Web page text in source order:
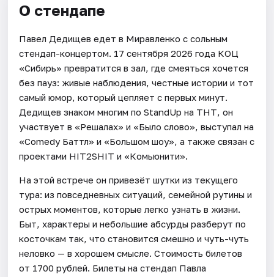
О стендапе
Павел Дедищев едет в Миравленко с сольным
стендап-концертом. 17 сентября 2026 года КОЦ
«Сибирь» превратится в зал, где смеяться хочется
без пауз: живые наблюдения, честные истории и тот
самый юмор, который цепляет с первых минут.
Дедищев знаком многим по StandUp на ТНТ, он
участвует в «Решалах» и «Было слово», выступал на
«Comedy Баттл» и «Большом шоу», а также связан с
проектами HIT2SHIT и «Комьюнити».
На этой встрече он привезёт шутки из текущего
тура: из повседневных ситуаций, семейной рутины и
острых моментов, которые легко узнать в жизни.
Быт, характеры и небольшие абсурды разберут по
косточкам так, что становится смешно и чуть-чуть
неловко — в хорошем смысле. Стоимость билетов
от 1700 рублей. Билеты на стендап Павла